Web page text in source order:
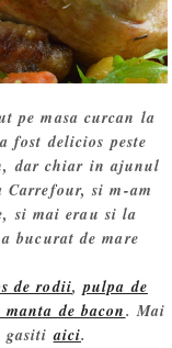
pe masa curcan la
fost delicios peste
dar chiar in ajunul
si m-am
si mai erau si la
bucurat de mare
de rodii,pulpa de
de bacon. Mai
gasitiaici.